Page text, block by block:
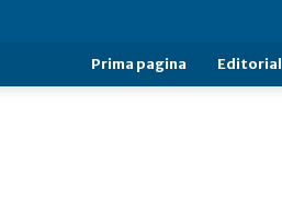
Prima pagina Editorial